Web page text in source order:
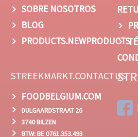
SOBRE NOSOTROS
BLOG
PRODUCTS.NEWPRODUCTS
STREEKMARKT.CONTACTUS
FOODBELGIUM.COM
DULGAARDSTRAAT 26
3740 BILZEN
BTW: BE 0761.353.493